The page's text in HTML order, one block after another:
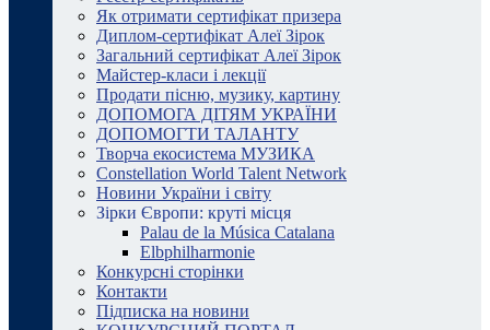
Як отримати сертифікат призера
Диплом-сертифікат Алеї Зірок
Загальний сертифікат Алеї Зірок
Майстер-класи і лекції
Продати пісню, музику, картину
ДОПОМОГА ДІТЯМ УКРАЇНИ
ДОПОМОГТИ ТАЛАНТУ
Творча екосистема МУЗИКА
Constellation World Talent Network
Новини України і світу
Зірки Європи: круті місця
Palau de la Música Catalana
Elbphilharmonie
Конкурсні сторінки
Контакти
Підписка на новини